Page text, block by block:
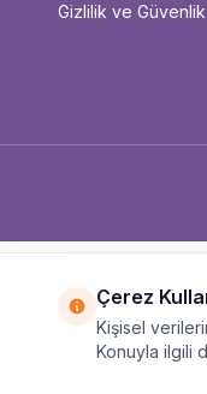
Gizlilik ve Güvenlik
Çerez
Kişisel
Konuyla ilgili